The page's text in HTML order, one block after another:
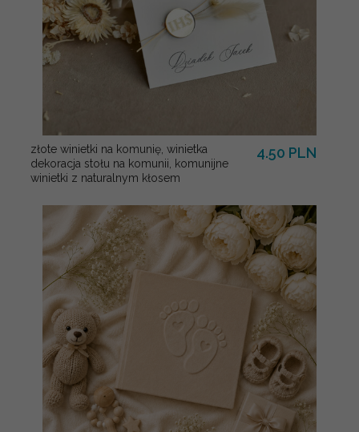
złote winietki na komunię, winietka
dekoracja stołu na komunii, komunijne
winietki z naturalnym kłosem
4.50 PLN